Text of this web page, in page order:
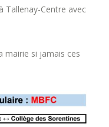
Tallenay-Centre avec
mairie si jamais ces